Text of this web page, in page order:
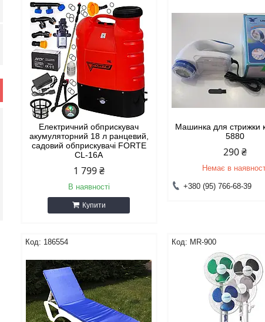
Електричний обприскувач
акумуляторний 18 л ранцевий,
садовий обприскувачі FORTE
CL-16А
1 799 ₴
В наявності
Купити
Машинка для стрижки
5880
290 ₴
Немає в
+380 (95) 766-68-39
186554 MR-900